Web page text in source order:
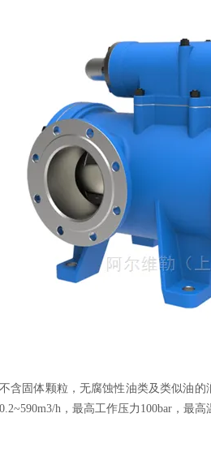
含固体颗粒，无腐蚀性油类及类似油的
h，最高工作压力100bar，最高